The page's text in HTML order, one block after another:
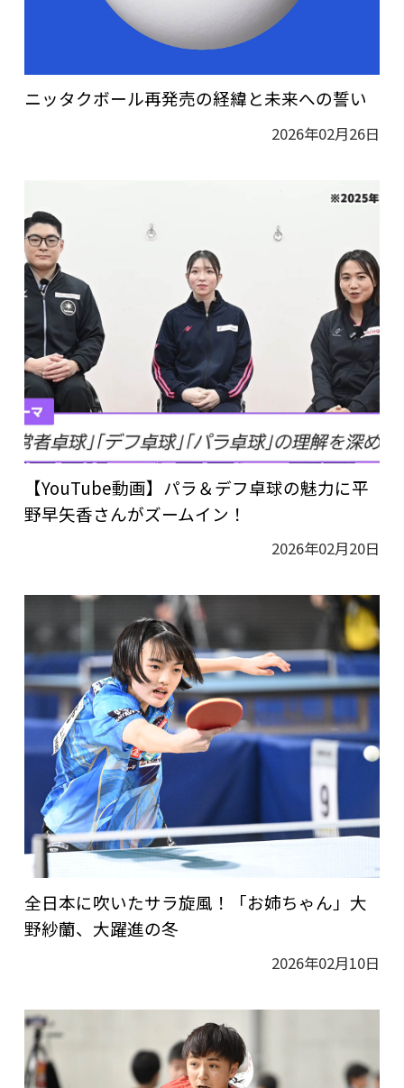
ニッタクボール再発売の経緯と未来への誓い
2026年02月26日
【YouTube動画】パラ＆デフ卓球の魅力に平
野早矢香さんがズームイン！
2026年02月20日
全日本に吹いたサラ旋風！「お姉ちゃん」大
野紗蘭、大躍進の冬
2026年02月10日